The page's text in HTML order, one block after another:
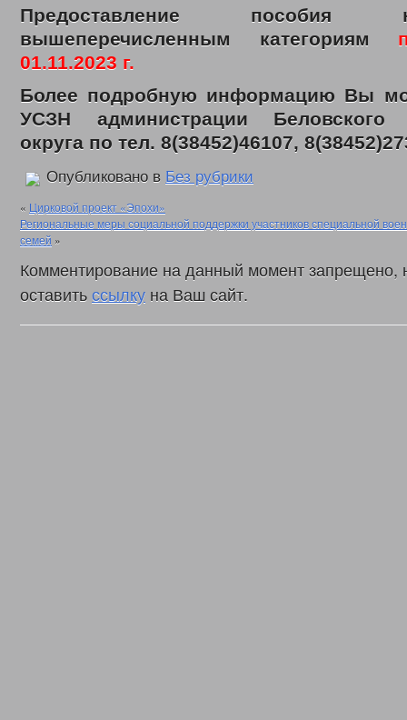
Датчики угарного газа
Интернет приемная
Видео
С Днем социального работника
День социального работника 2018г.
Кемеровская область = Кузбасс
Фонд поддержки детей
Детский телефон доверия
Дарите доброту сердец
В центре внимания – пожарная безопасность
Противопаводковые учения
Гимн КУЗБАССА Газманов Олег
Контакты
Предоставление пособия
вышеперечисленным категориям
01.11.2023 г.
Более подробную информацию Вы
УСЗН администрации Беловского
округа по тел. 8(38452)46107,
Опубликовано в Без рубрики
« Цирковой проект «Эпохи»
Региональные меры социальной поддержки участников специальной
семей »
Комментирование на данный момент запрещено,
оставитьссылку на Ваш сайт.